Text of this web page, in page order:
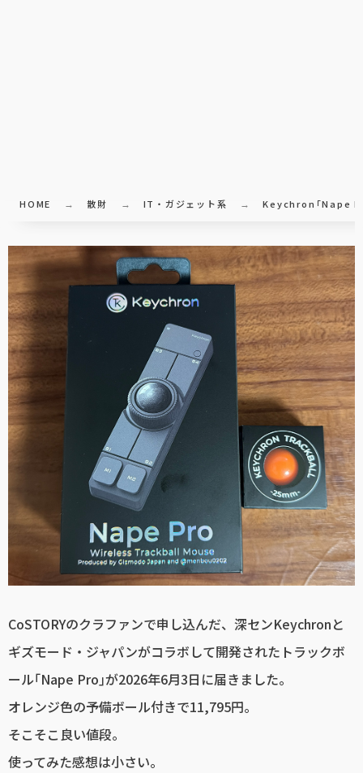
HOME 散財 IT・ガジェット系 Keychron｢Nape
CoSTORYのクラファンで申し込んだ、深センKeychronと
ギズモード・ジャパンがコラボして開発されたトラックボ
ール｢Nape Pro｣が2026年6月3日に届きました。
オレンジ色の予備ボール付きで11,795円。
そこそこ良い値段。
使ってみた感想は小さい。